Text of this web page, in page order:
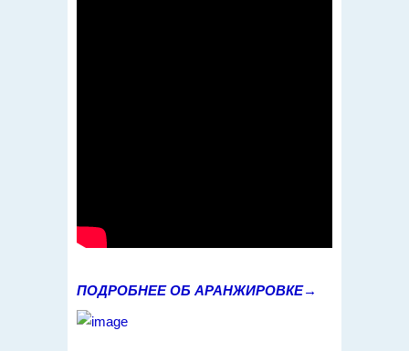
ПОДРОБНЕЕ ОБ АРАНЖИРОВКЕ→